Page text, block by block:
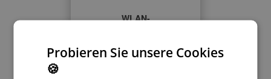
WLAN-
Probieren Sie unsere Cookies
🍪